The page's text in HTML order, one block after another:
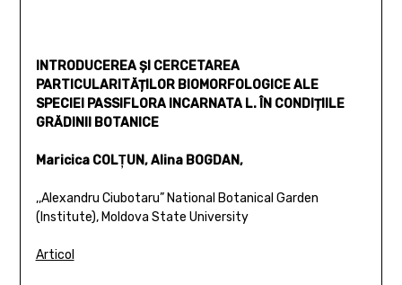
INTRODUCEREA ȘI CERCETAREA
PARTICULARITĂȚILOR BIOMORFOLOGICE ALE
SPECIEI PASSIFLORA INCARNATA L. ÎN CONDIȚIILE
GRĂDINII BOTANICE
Maricica COLŢUN, Alina BOGDAN,
,,Alexandru Ciubotaru” National Botanical Garden
(Institute), Moldova State University
Articol